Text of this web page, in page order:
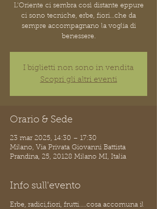
L'Oriente ci sembra così distante eppure
ci sono tecniche, erbe, fiori...che da
sempre accompagnano la voglia di
benessere.
I biglietti non sono in vendita
Scopri gli altri eventi
Orario & Sede
23 mar 2025, 14:30 – 17:30
Milano, Via Privata Giovanni Battista
Prandina, 25, 20128 Milano MI, Italia
Info sull'evento
Erbe, radici,fiori, frutti.....cosa accomuna il